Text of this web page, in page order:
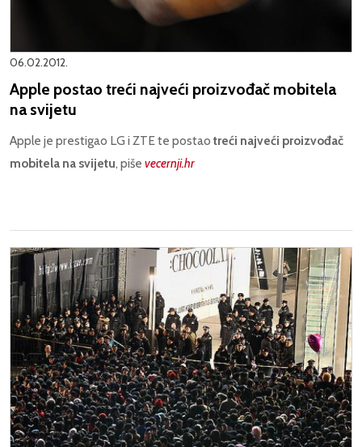
06.02.2012.
Apple postao treći najveći proizvođač mobitela
na svijetu
Apple je prestigao LG i ZTE te postao treći najveći proizvođač
mobitela na svijetu, piše vecernji.hr